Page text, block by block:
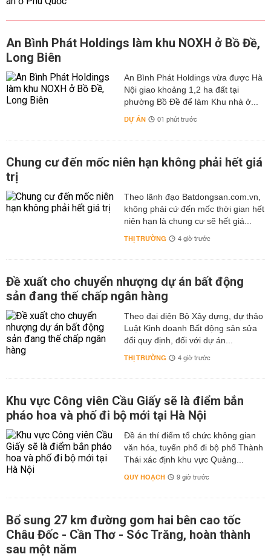
An Bình Phát Holdings làm khu NOXH ở Bồ Đề,
Long Biên
An Bình Phát Holdings vừa được Hà
Nội giao khoảng 1,2 ha đất tại
phường Bồ Đề để làm Khu nhà ở...
DỰ ÁN 01 phút trước
Chung cư đến mốc niên hạn không phải hết giá
trị
Theo lãnh đạo Batdongsan.com.vn,
không phải cứ đến mốc thời gian hết
niên hạn là chung cư sẽ hết giá...
THỊ TRƯỜNG 4 giờ trước
Đề xuất cho chuyển nhượng dự án bất động
sản đang thế chấp ngân hàng
Theo đại diện Bộ Xây dựng, dự thảo
Luật Kinh doanh Bất động sản sửa
đổi quy định, đối với dự án...
THỊ TRƯỜNG 4 giờ trước
Khu vực Công viên Cầu Giấy sẽ là điểm bắn
pháo hoa và phố đi bộ mới tại Hà Nội
Đề án thí điểm tổ chức không gian
văn hóa, tuyến phố đi bộ phố Thành
Thái xác định khu vực Quảng...
QUY HOẠCH 9 giờ trước
Bổ sung 27 km đường gom hai bên cao tốc
Châu Đốc - Cần Thơ - Sóc Trăng, hoàn thành
sau một năm